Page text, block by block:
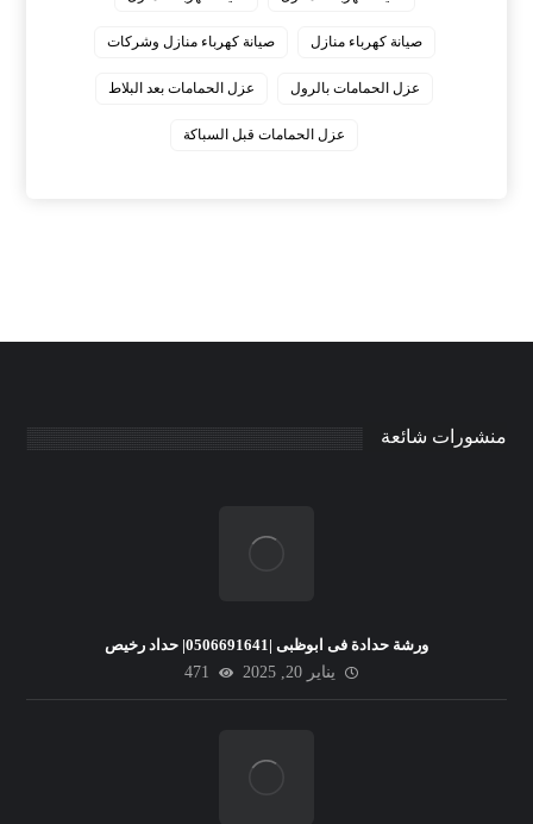
صيانة كهرباء منازل صيانة كهرباء منازل وشركات
عزل الحمامات بالرول عزل الحمامات بعد البلاط
عزل الحمامات قبل السباكة
منشورات شائعة
ورشة حدادة فى ابوظبى |0506691641| حداد رخيص
يناير 20, 2025
471